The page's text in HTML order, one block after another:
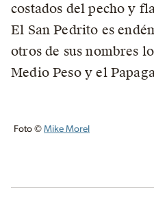
costados del pecho y
El San Pedrito es
otros de sus nombres
Medio Peso y el
Foto © Mike Morel